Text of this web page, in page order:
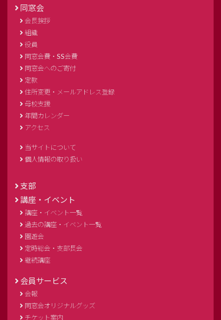
同窓会
会長挨拶
組織
役員
同窓会費・SS会費
同窓会へのご寄付
定款
住所変更・メールアドレス登録
母校支援
年間カレンダー
アクセス
当サイトについて
個人情報の取り扱い
支部
講座・イベント
講座・イベント一覧
過去の講座・イベント一覧
園遊会
定時総会・支部長会
継続講座
会員サービス
会報
同窓会オリジナルグッズ
チケット案内